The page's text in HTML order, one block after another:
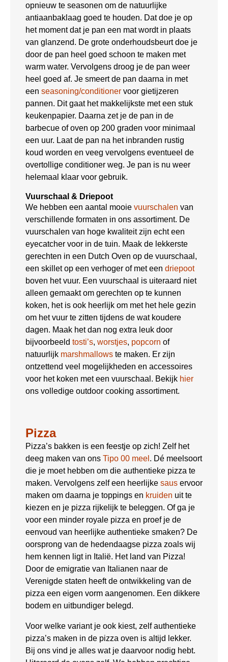
opnieuw te seasonen om de natuurlijke
antiaanbaklaag goed te houden. Dat doe je op
het moment dat je pan een mat wordt in plaats
van glanzend. De grote onderhoudsbeurt doe je
door de pan heel goed schoon te maken met
warm water. Vervolgens droog je de pan weer
heel goed af. Je smeert de pan daarna in met
een seasoning/conditioner voor gietijzeren
pannen. Dit gaat het makkelijkste met een stuk
keukenpapier. Daarna zet je de pan in de
barbecue of oven op 200 graden voor minimaal
een uur. Laat de pan na het inbranden rustig
koud worden en veeg vervolgens eventueel de
overtollige conditioner weg. Je pan is nu weer
helemaal klaar voor gebruik.
Vuurschaal & Driepoot
We hebben een aantal mooie vuurschalen van
verschillende formaten in ons assortiment. De
vuurschalen van hoge kwaliteit zijn echt een
eyecatcher voor in de tuin. Maak de lekkerste
gerechten in een Dutch Oven op de vuurschaal,
een skillet op een verhoger of met een driepoot
boven het vuur. Een vuurschaal is uiteraard niet
alleen gemaakt om gerechten op te kunnen
koken, het is ook heerlijk om met het hele gezin
om het vuur te zitten tijdens de wat koudere
dagen. Maak het dan nog extra leuk door
bijvoorbeeld tosti’s, worstjes, popcorn of
natuurlijk marshmallows te maken. Er zijn
ontzettend veel mogelijkheden en accessoires
voor het koken met een vuurschaal. Bekijk hier
ons volledige outdoor cooking assortiment.
Pizza
Pizza’s bakken is een feestje op zich! Zelf het
deeg maken van ons Tipo 00 meel . Dé meelsoort
die je moet hebben om die authentieke pizza te
maken. Vervolgens zelf een heerlijke saus ervoor
maken om daarna je toppings en kruiden uit te
kiezen en je pizza rijkelijk te beleggen. Of ga je
voor een minder royale pizza en proef je de
eenvoud van heerlijke authentieke smaken? De
oorsprong van de hedendaagse pizza zoals wij
hem kennen ligt in Italië. Het land van Pizza!
Door de emigratie van Italianen naar de
Verenigde staten heeft de ontwikkeling van de
pizza een eigen vorm aangenomen. Een dikkere
bodem en uitbundiger belegd.
Voor welke variant je ook kiest, zelf authentieke
pizza’s maken in de pizza oven is altijd lekker.
Bij ons vind je alles wat je daarvoor nodig hebt.